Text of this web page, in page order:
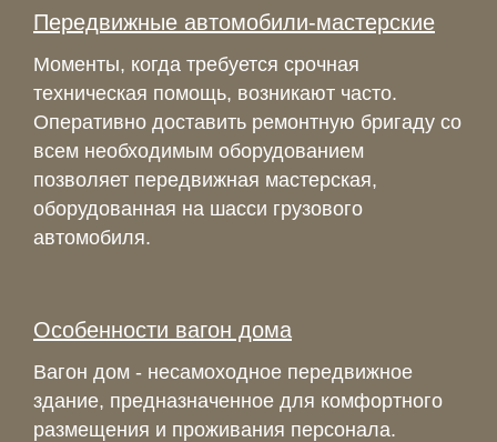
Передвижные автомобили-мастерские
Моменты, когда требуется срочная
техническая помощь, возникают часто.
Оперативно доставить ремонтную бригаду со
всем необходимым оборудованием
позволяет передвижная мастерская,
оборудованная на шасси грузового
автомобиля.
Особенности вагон дома
Вагон дом - несамоходное передвижное
здание, предназначенное для комфортного
размещения и проживания персонала.